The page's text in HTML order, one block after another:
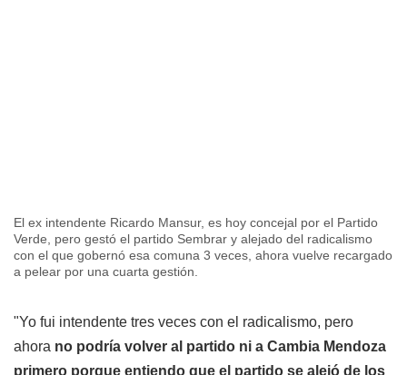
El ex intendente Ricardo Mansur, es hoy concejal por el Partido
Verde, pero gestó el partido Sembrar y alejado del radicalismo
con el que gobernó esa comuna 3 veces, ahora vuelve recargado
a pelear por una cuarta gestión.
"Yo fui intendente tres veces con el radicalismo, pero
ahora no podría volver al partido ni a Cambia Mendoza
primero porque entiendo que el partido se alejó de los